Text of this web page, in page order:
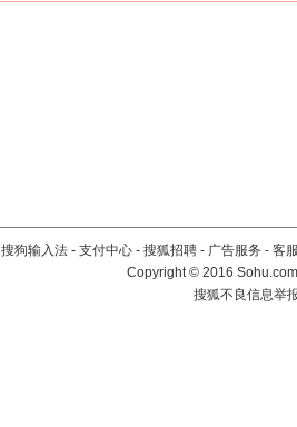
搜狗输入法 - 支付中心 - 搜狐招聘 - 广告服务 - 客
Copyright©2016
搜狐不良信息举